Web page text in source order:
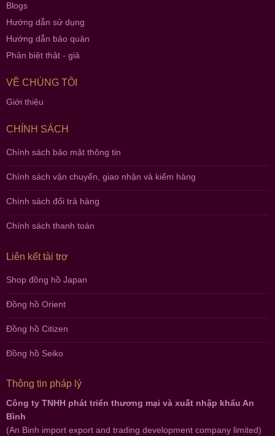
Blogs
Hướng dẫn sử dụng
Hướng dẫn bảo quản
Phân biệt thật - giả
VỀ CHÚNG TÔI
Giới thiệu
CHÍNH SÁCH
Chính sách bảo mật thông tin
Chính sách vận chuyển, giao nhận và kiểm hàng
Chính sách đổi trả hàng
Chính sách thanh toán
Liên kết tài trợ
Shop đồng hồ Japan
Đồng hồ Orient
Đồng hồ Citizen
Đồng hồ Seiko
Thông tin pháp lý
Công ty TNHH phát triển thương mại và xuất nhập khẩu An
Bình
(An Binh import export and trading development company limited)